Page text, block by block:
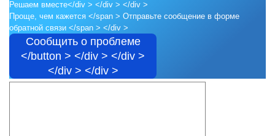
Решаем вместе</div > </div > </div >
Проще, чем кажется </span > Отправьте сообщение в форме
обратной связи </span > </div >
Сообщить о проблеме
</button > </div > </div >
</div > </div >